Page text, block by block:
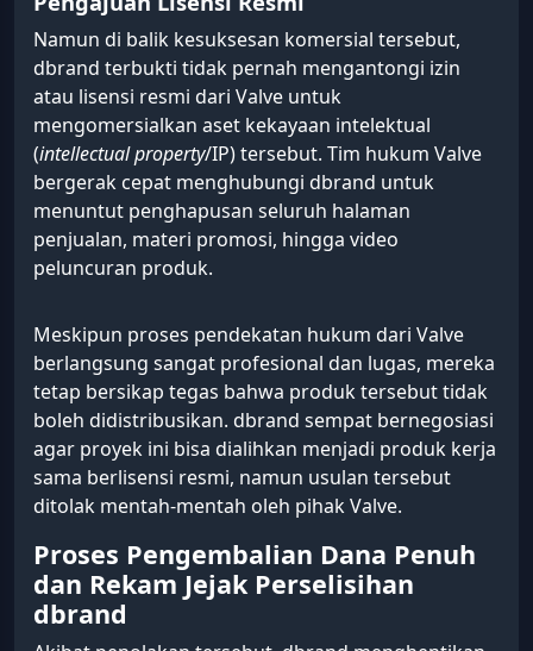
Namun di balik kesuksesan komersial tersebut,
dbrand terbukti tidak pernah mengantongi izin
atau lisensi resmi dari Valve untuk
mengomersialkan aset kekayaan intelektual
(intellectual property/IP) tersebut. Tim hukum Valve
bergerak cepat menghubungi dbrand untuk
menuntut penghapusan seluruh halaman
penjualan, materi promosi, hingga video
peluncuran produk.
Meskipun proses pendekatan hukum dari Valve
berlangsung sangat profesional dan lugas, mereka
tetap bersikap tegas bahwa produk tersebut tidak
boleh didistribusikan. dbrand sempat bernegosiasi
agar proyek ini bisa dialihkan menjadi produk kerja
sama berlisensi resmi, namun usulan tersebut
ditolak mentah-mentah oleh pihak Valve.
Proses Pengembalian Dana Penuh
dan Rekam Jejak Perselisihan
dbrand